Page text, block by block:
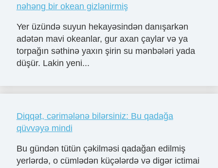
nəhəng bir okean gizlənirmiş
Yer üzündə suyun hekayəsindən danışarkən
adətən mavi okeanlar, gur axan çaylar və ya
torpağın səthinə yaxın şirin su mənbələri yada
düşür. Lakin yeni...
Diqqət, cərimələnə bilərsiniz: Bu qadağa
qüvvəyə mindi
Bu gündən tütün çəkilməsi qadağan edilmiş
yerlərdə, o cümlədən küçələrdə və digər ictimai